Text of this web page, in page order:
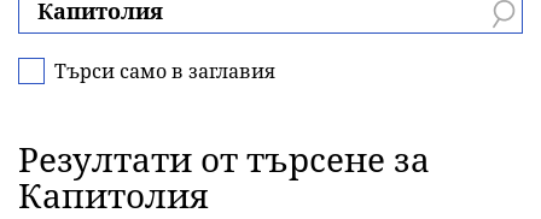
Търси само в заглавия
Резултати от търсене за
Капитолия